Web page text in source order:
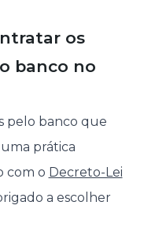
os
banco no
pelo banco que
prática
com o Decreto-Lei
a escolher